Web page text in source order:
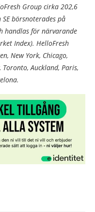
Group cirka 202,6
börsnoterades på
handlas för närvarande
Index). HelloFresh
New York, Chicago,
Toronto, Auckland, Paris,